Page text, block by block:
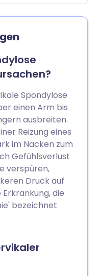
Rückenmark
Gehen auf.
kann
fühlen.
nur ein Bein
im
kann
in den
mit
so aktiv wie
zu
sind.
Erfolg
Spondylose
einen Arm bis
ausbreiten.
Reizung eines
im Nacken zum
Gefühlsverlust
verspüren,
Druck auf
die
bezeichnet